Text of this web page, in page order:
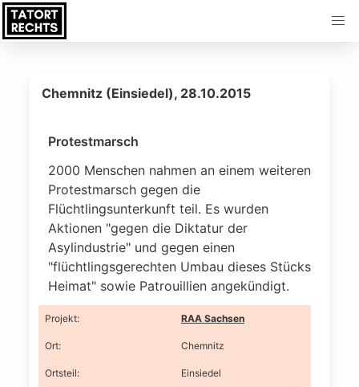
Chemnitz (Einsiedel), 28.10.2015
Protestmarsch
2000 Menschen nahmen an einem weiteren
Protestmarsch gegen die
Flüchtlingsunterkunft teil. Es wurden
Aktionen "gegen die Diktatur der
Asylindustrie" und gegen einen
"flüchtlingsgerechten Umbau dieses Stücks
Heimat" sowie Patrouillien angekündigt.
Projekt: RAA Sachsen
Ort: Chemnitz
Ortsteil: Einsiedel